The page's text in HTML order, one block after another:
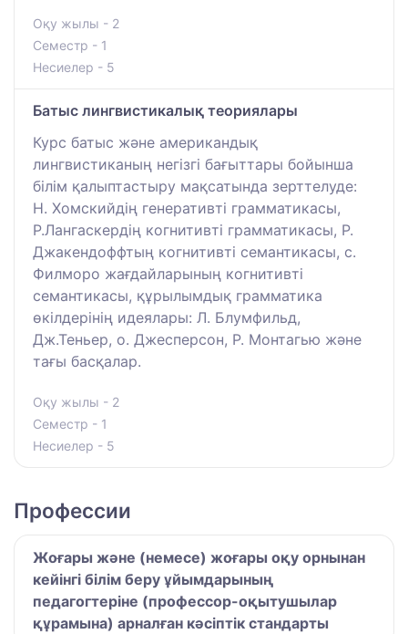
Оқу жылы - 2
Семестр - 1
Несиелер - 5
Батыс лингвистикалық теориялары
Курс батыс және американдық
лингвистиканың негізгі бағыттары бойынша
білім қалыптастыру мақсатында зерттелуде:
Н. Хомскийдің генеративті грамматикасы,
Р.Лангаскердің когнитивті грамматикасы, Р.
Джакендоффтың когнитивті семантикасы, с.
Филморо жағдайларының когнитивті
семантикасы, құрылымдық грамматика
өкілдерінің идеялары: Л. Блумфильд,
Дж.Теньер, о. Джесперсон, Р. Монтагью және
тағы басқалар.
Оқу жылы - 2
Семестр - 1
Несиелер - 5
Профессии
Жоғары және (немесе) жоғары оқу орнынан
кейінгі білім беру ұйымдарының
педагогтеріне (профессор-оқытушылар
құрамына) арналған кәсіптік стандарты